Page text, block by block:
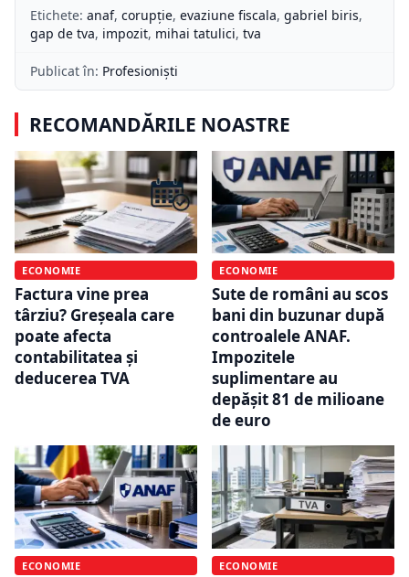
Etichete: anaf, corupţie, evaziune fiscala, gabriel biris,
gap de tva, impozit, mihai tatulici, tva
Publicat în: Profesioniști
RECOMANDĂRILE NOASTRE
ECONOMIE
Factura vine prea
târziu? Greșeala care
poate afecta
contabilitatea și
deducerea TVA
ECONOMIE
Sute de români au scos
bani din buzunar după
controalele ANAF.
Impozitele
suplimentare au
depășit 81 de milioane
de euro
ECONOMIE ECONOMIE